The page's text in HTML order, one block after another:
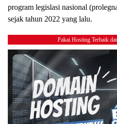
program legislasi nasional
sejak tahun 2022 yang lalu.
Pakai Hosting Terbaik